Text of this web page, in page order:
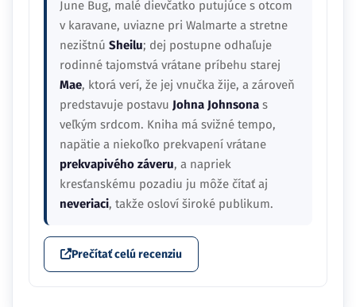
June Bug, malé dievčatko putujúce s otcom
v karavane, uviazne pri Walmarte a stretne
nezištnú Sheilu; dej postupne odhaľuje
rodinné tajomstvá vrátane príbehu starej
Mae, ktorá verí, že jej vnučka žije, a zároveň
predstavuje postavu Johna Johnsona s
veľkým srdcom. Kniha má svižné tempo,
napätie a niekoľko prekvapení vrátane
prekvapivého záveru, a napriek
kresťanskému pozadiu ju môže čítať aj
neveriaci, takže osloví široké publikum.
Prečítať celú recenziu